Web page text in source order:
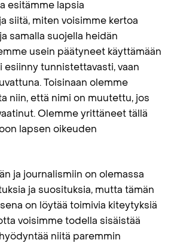
esitämme lapsia
siitä, miten voisimme kertoa
samalla suojella heidän
usein päätyneet käyttämään
esiinny tunnistettavasti, vaan
Toisinaan olemme
niin, että nimi on muutettu, jos
Olemme yrittäneet tällä
lapsen oikeuden
ja journalismiin on olemassa
ja suosituksia, mutta tämän
on löytää toimivia kiteytyksiä
voisimme todella sisäistää
niitä paremmin